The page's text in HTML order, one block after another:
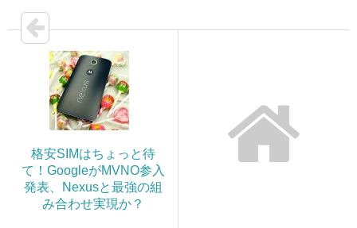
格安SIMはちょっと待
て！GoogleがMVNO参入
発表、Nexusと最強の組
み合わせ実現か？